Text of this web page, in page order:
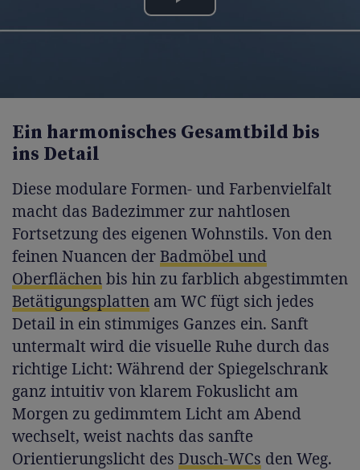
Play
Ein harmonisches Gesamtbild bis
ins Detail
Diese modulare Formen- und Farbenvielfalt
macht das Badezimmer zur nahtlosen
Fortsetzung des eigenen Wohnstils. Von den
feinen Nuancen derBadmöbel und
Oberflächenbis hin zu farblich abgestimmten
Betätigungsplatten am WC fügt sich jedes
Detail in ein stimmiges Ganzes ein. Sanft
untermalt wird die visuelle Ruhe durch das
richtige Licht: Während der Spiegelschrank
ganz intuitiv von klarem Fokuslicht am
Morgen zu gedimmtem Licht am Abend
wechselt, weist nachts das sanfte
Orientierungslicht des Dusch-WCs den Weg.